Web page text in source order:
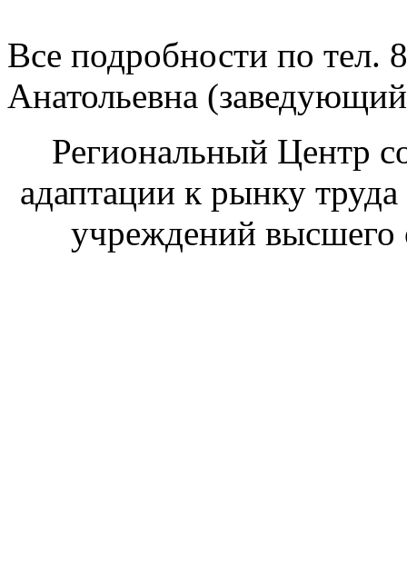
Все подробности по тел.
Анатольевна
Региональный Центр
адаптации к рынку
учреждений